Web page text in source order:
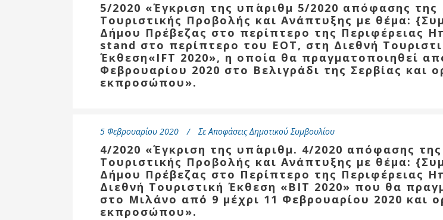
Αθλητικές
Υποδομές
Βιβλιοθήκη
Δίκτυο
Εθελοντισμού
Δήμου Πρέβεζας
Κέντρο δια βίου
Μάθησης
5/2020 «Έγκριση της υπ΄αριθμ 5/2020 απόφασης της
Τουριστικής Προβολής και Ανάπτυξης με θέμα:
Δήμου Πρέβεζας στο περίπτερο της Περιφέρειας
stand στο περίπτερο του ΕΟΤ, στη Διεθνή
Έκθεση«IFT 2020», η οποία θα πραγματοποιηθεί
Φεβρουαρίου 2020 στο Βελιγράδι της Σερβίας και
εκπροσώπου».
5 Φεβρουαρίου 2020 Σε Αποφάσεις Δημοτικού Συμβουλίου
4/2020 «Έγκριση της υπ΄αριθμ. 4/2020 απόφασης
Τουριστικής Προβολής και Ανάπτυξης με θέμα:
Δήμου Πρέβεζας στο Περίπτερο της Περιφέρειας
Διεθνή Τουριστική Έκθεση «ΒΙΤ 2020» που θα
στο Μιλάνο από 9 μέχρι 11 Φεβρουαρίου 2020 και
εκπροσώπου».